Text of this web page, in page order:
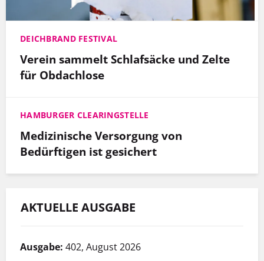
DEICHBRAND FESTIVAL
Verein sammelt Schlafsäcke und Zelte
für Obdachlose
HAMBURGER CLEARINGSTELLE
Medizinische Versorgung von
Bedürftigen ist gesichert
AKTUELLE AUSGABE
Ausgabe: 402, August 2026